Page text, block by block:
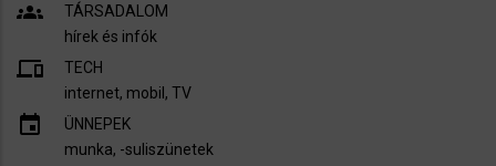
groups
TÁRSADALOM
hírek és infók
devices
TECH
internet, mobil, TV​
insert_invitation
ÜNNEPEK
munka, -suliszünetek